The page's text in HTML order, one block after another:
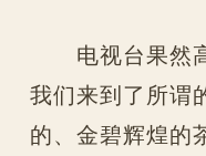
电视台果然高
我们来到了所谓
的、金碧辉煌的